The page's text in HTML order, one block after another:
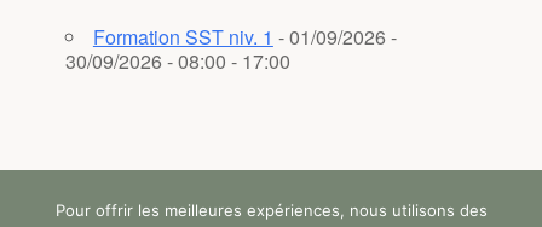
Formation SST niv. 1 - 01/09/2026 -
30/09/2026 - 08:00 - 17:00
Pour offrir les meilleures expériences, nous utilisons des